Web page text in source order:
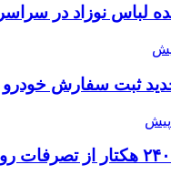
لباس نوزاد در سراسر
ثبت سفارش خودرو